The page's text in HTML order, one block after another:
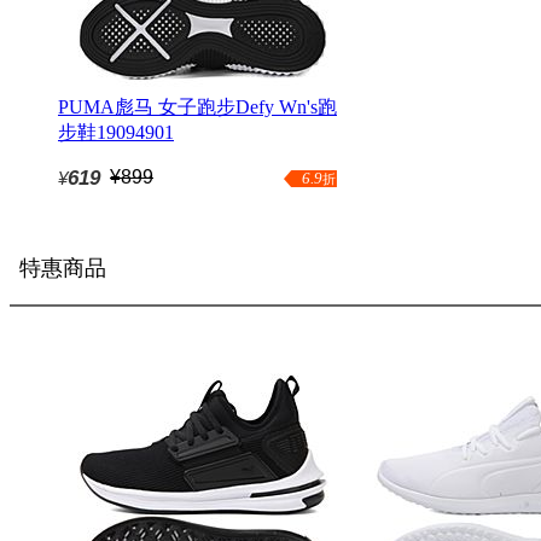
PUMA彪马 女子跑步Defy Wn's跑
步鞋19094901
¥619 ¥899 6.9折
特惠商品